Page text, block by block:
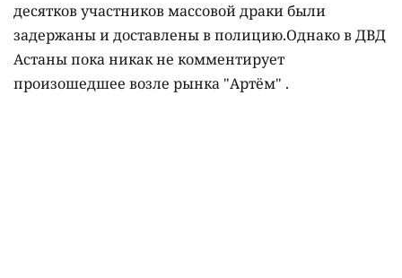
десятков участников массовой драки были
задержаны и доставлены в полицию.Однако в ДВД
Астаны пока никак не комментирует
произошедшее возле рынка "Артём" .